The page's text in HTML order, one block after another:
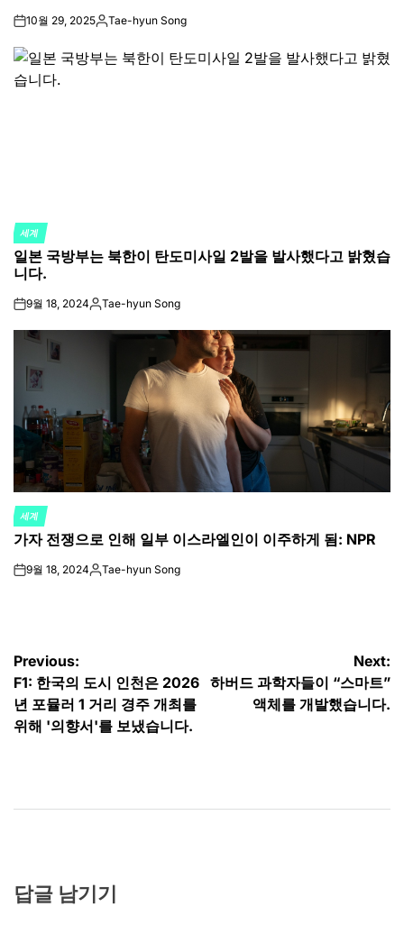
on10월 29, 2025Posted
Tae-hyun Song
POSTED
IN
세계
일본 국방부는 북한이 탄도미사일 2발을 발사했다고 밝혔습
니다.
on9월 18, 2024Posted
Tae-hyun Song
POSTED
IN
세계
가자 전쟁으로 인해 일부 이스라엘인이 이주하게 됨: NPR
on9월 18, 2024Posted
Tae-hyun Song
글
탐
색
Previous:
F1: 한국의 도시 인천은 2026
년 포뮬러 1 거리 경주 개최를
위해 '의향서'를 보냈습니다.
Next:
하버드 과학자들이 “스마트”
액체를 개발했습니다.
답글 남기기